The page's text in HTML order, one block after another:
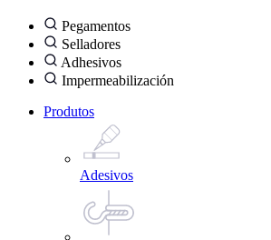
Pegamentos
Selladores
Adhesivos
Impermeabilización
Produtos
Adesivos